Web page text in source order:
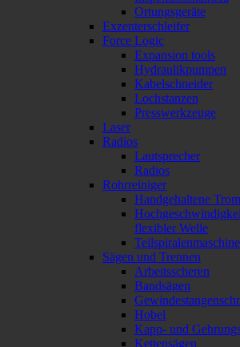
Ortungsgeräte
Exzenterschleifer
Force Logic
Expansion tools
Hydraulikpumpen
Kabelschneider
Lochstanzen
Presswerkzeuge
Laser
Radios
Lautsprecher
Radios
Rohrreiniger
Handgehaltene
flexibler Welle
Sägen und Trennen
Arbeitsscheren
Bandsägen
Hobel
Kapp- und
Kettensägen